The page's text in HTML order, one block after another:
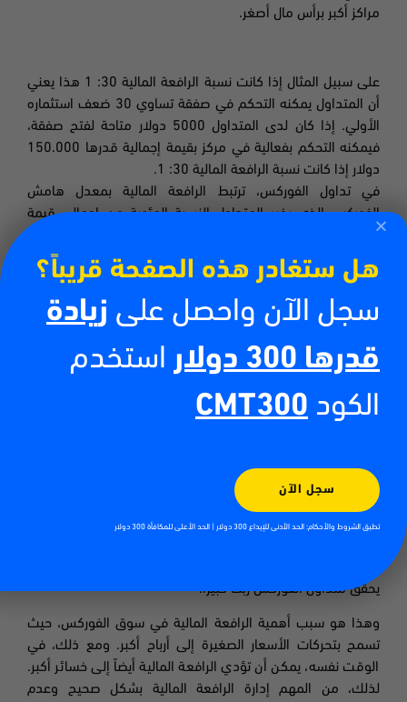
مراكز أكبر برأس مال أصغر.
على سبيل المثال إذا كانت نسبة الرافعة المالية 30: 1 هذا يعني
أن المتداول يمكنه التحكم في صفقة تساوي 30 ضعف استثماره
الأولي. إذا كان لدى المتداول 5000 دولار متاحة لفتح صفقة،
فيمكنه التحكم بفعالية في مركز بقيمة إجمالية قدرها 150.000
دولار إذا كانت نسبة الرافعة المالية 30: 1.
في تداول الفوركس، ترتبط الرافعة المالية بمعدل هامش
الفوركس الذي يخبر المتداول النسبة المئوية من إجمالي قيمة
المبلغ المطلوب لدخول الصفقة. لذلك، إذا كان هامش الفوركس
هو 3.3
عندها تكون الرافعة المالية المتاحة من قبل الوسيط
هي30: 1. إذا كان هامش الفوركس 5%،
عندها تكون الرافعة
المالية المتاحة من الوسيط هي 20: 1. وكذلك إذا كان هامش
تداول العملات الأجنبية بنسبة 10% فهذا يعادل رافعة مالية
بنسبة 10: 1.
في سوق الصرف الأجنبي، تقاس تحركات العملة بالنقاط (النسبة
الإسترليني / الدولار
إذا تحرك زوج الجنيه الإسترليني مقابل الدولار الأمريكي من
1.4100 إلى 1.4200،
فهذه حركة بمقدار 100 نقطة، وهي عبارة
يحقق متداول الفوركس ربحاً كبيراً.
وهذا هو سبب أهمية الرافعة المالية في سوق الفوركس، حيث
تسمح بتحركات الأسعار الصغيرة إلى أرباح أكبر. ومع ذلك، في
الوقت نفسه، يمكن أن تؤدي الرافعة المالية أيضاً إلى خسائر أكبر.
لذلك، من المهم إدارة الرافعة المالية بشكل صحيح وعدم
هل ستغادر هذه الصفحة قريباً؟
سجل الآن واحصل على زيادة
قدرها 300 دولار
استخدم
الكود CMT300
سجل الآن
تطبق الشروط والأحكام: الحد الأدنى للإيداع 300 دولار | الحد الأعلى للمكافأة 300 دولار